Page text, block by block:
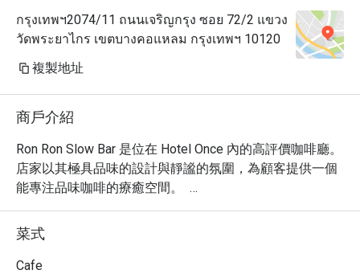
กรุงเทพฯ2074/11 ถนนเจริญกรุง ซอย 72/2 แขวง
วัดพระยาไกร เขตบางคอแหลม กรุงเทพฯ 10120
複製地址
商戶介紹
Ron Ron Slow Bar 是位在 Hotel Once 內的高評價咖啡廳。
店家以其極具品味的設計與靜謐的氛圍，為顧客提供一個
能專注品味咖啡的療癒空間。
Ron Ron Slow Bar 評價：Google 4.9 星。
店內裝潢充滿日式簡約禪意，氛圍安靜優雅，充滿設計
感。每一個細節都體現了對「慢生活」的追求，是遠離城
市喧囂，享受片刻寧靜的絕佳去處。
菜式
Cafe